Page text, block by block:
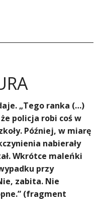
„Tego ranka (…)
policja robi coś w
Później, w miarę
nabierały
Wkrótce maleńki
przy
zabita. Nie
(fragment